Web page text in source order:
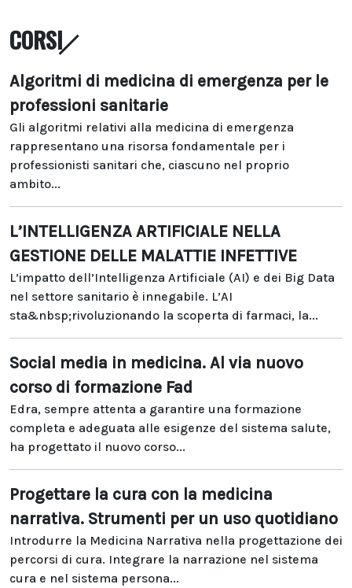
CORSI
Algoritmi di medicina di emergenza per le
professioni sanitarie
Gli algoritmi relativi alla medicina di emergenza
rappresentano una risorsa fondamentale per i
professionisti sanitari che, ciascuno nel proprio
ambito...
L’INTELLIGENZA ARTIFICIALE NELLA
GESTIONE DELLE MALATTIE INFETTIVE
L’impatto dell’Intelligenza Artificiale (AI) e dei Big Data
nel settore sanitario è innegabile. L’AI
sta&nbsp;rivoluzionando la scoperta di farmaci, la...
Social media in medicina. Al via nuovo
corso di formazione Fad
Edra, sempre attenta a garantire una formazione
completa e adeguata alle esigenze del sistema salute,
ha progettato il nuovo corso...
Progettare la cura con la medicina
narrativa. Strumenti per un uso quotidiano
Introdurre la Medicina Narrativa nella progettazione dei
percorsi di cura. Integrare la narrazione nel sistema
cura e nel sistema persona...